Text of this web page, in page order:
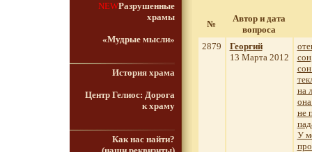
NEWРазрушенные
храмы
«Мудрые мысли»
История храма
Центр Гелиос: Дорога
к храму
Как нас найти?
№
Автор и дата
вопроса
2879
Георгий
13 Марта 2012
на
не
У